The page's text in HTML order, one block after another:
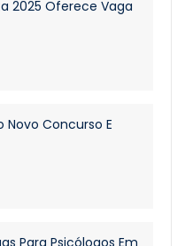
2025 Oferece Vaga
Novo Concurso E
Para Psicólogos Em